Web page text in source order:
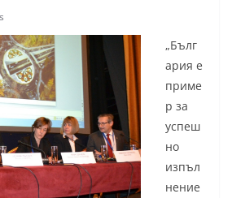
„Бълг
ария е
приме
р за
успеш
но
изпъл
нение